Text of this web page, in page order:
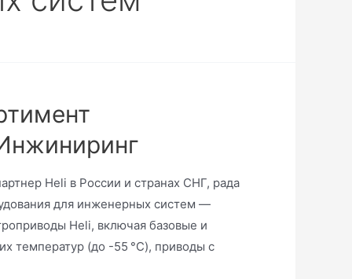
Heli в России и странах СНГ, рада
для инженерных систем —
Heli, включая базовые и
температур (до -55 °C), приводы с